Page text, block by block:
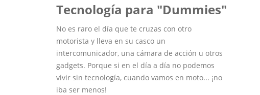
Tecnología para "Dummies"
No es raro el día que te cruzas con otro
motorista y lleva en su casco un
intercomunicador, una cámara de acción u otros
gadgets. Porque si en el día a día no podemos
vivir sin tecnología, cuando vamos en moto... ¡no
iba ser menos!